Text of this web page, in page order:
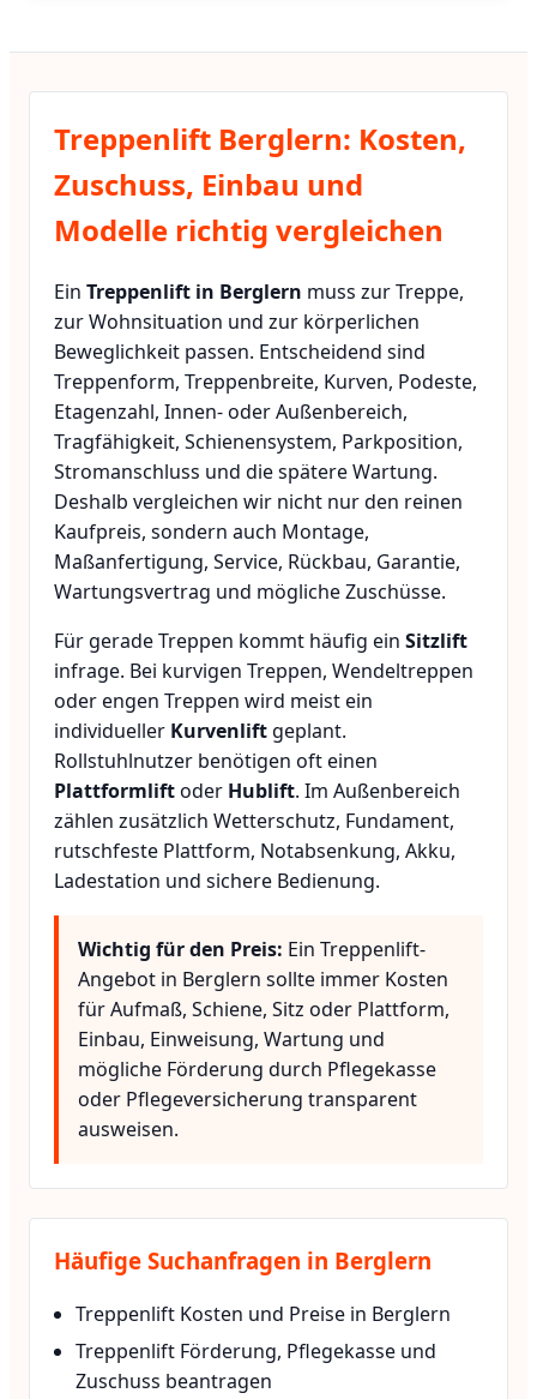
Treppenlift Berglern: Kosten,
Zuschuss, Einbau und
Modelle richtig vergleichen
Ein Treppenlift in Berglern muss zur Treppe,
zur Wohnsituation und zur körperlichen
Beweglichkeit passen. Entscheidend sind
Treppenform, Treppenbreite, Kurven, Podeste,
Etagenzahl, Innen- oder Außenbereich,
Tragfähigkeit, Schienensystem, Parkposition,
Stromanschluss und die spätere Wartung.
Deshalb vergleichen wir nicht nur den reinen
Kaufpreis, sondern auch Montage,
Maßanfertigung, Service, Rückbau, Garantie,
Wartungsvertrag und mögliche Zuschüsse.
Für gerade Treppen kommt häufig ein Sitzlift
infrage. Bei kurvigen Treppen, Wendeltreppen
oder engen Treppen wird meist ein
individueller Kurvenlift geplant.
Rollstuhlnutzer benötigen oft einen
Plattformliftoder Hublift. Im Außenbereich
zählen zusätzlich Wetterschutz, Fundament,
rutschfeste Plattform, Notabsenkung, Akku,
Ladestation und sichere Bedienung.
Wichtig für den Preis: Ein Treppenlift-
Angebot in Berglern sollte immer Kosten
für Aufmaß, Schiene, Sitz oder Plattform,
Einbau, Einweisung, Wartung und
mögliche Förderung durch Pflegekasse
oder Pflegeversicherung transparent
ausweisen.
Häufige Suchanfragen in Berglern
Treppenlift Kosten und Preise in Berglern
Treppenlift Förderung, Pflegekasse und
Zuschuss beantragen